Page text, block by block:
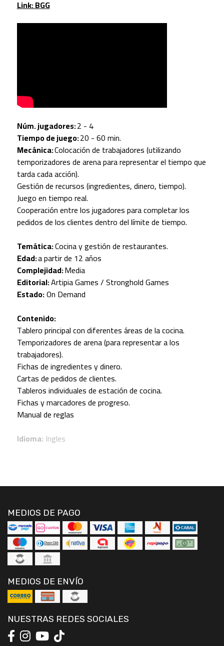
Link: BGG
Núm. jugadores:2 - 4
Tiempo de juego:20 - 60 min.
Mecánica:Colocación de trabajadores (utilizando
temporizadores de arena para representar el tiempo que
tarda cada acción).
Gestión de recursos (ingredientes, dinero, tiempo).
Juego en tiempo real.
Cooperación entre los jugadores para completar los
pedidos de los clientes dentro del límite de tiempo.
Temática:Cocina y gestión de restaurantes.
Edad:a partir de 12 años
Complejidad:Media
Editorial:Artipia Games / Stronghold Games
Estado:On Demand
Contenido:
Tablero principal con diferentes áreas de la cocina.
Temporizadores de arena (para representar a los
trabajadores).
Fichas de ingredientes y dinero.
Cartas de pedidos de clientes.
Tableros individuales de estación de cocina.
Fichas y marcadores de progreso.
Manual de reglas
Idioma: Ingles
MEDIOS DE PAGO
MEDIOS DE ENVÍO
NUESTRAS REDES SOCIALES